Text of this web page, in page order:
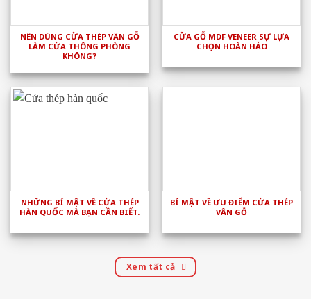
NÊN DÙNG CỬA THÉP VÂN GỖ
LÀM CỬA THÔNG PHÒNG
KHÔNG?
CỬA GỖ MDF VENEER SỰ LỰA
CHỌN HOÀN HẢO
NHỮNG BÍ MẬT VỀ CỬA THÉP
HÀN QUỐC MÀ BẠN CẦN BIẾT.
BÍ MẬT VỀ ƯU ĐIỂM CỬA THÉP
VÂN GỖ
Xem tất cả